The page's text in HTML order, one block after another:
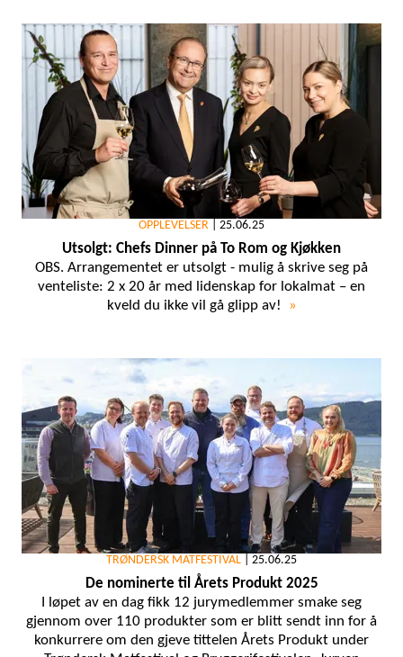
OPPLEVELSER 25.06.25
Utsolgt: Chefs Dinner på To Rom og Kjøkken
OBS. Arrangementet er utsolgt - mulig å skrive seg på
venteliste: 2 x 20 år med lidenskap for lokalmat – en
kveld du ikke vil gå glipp av!
»
TRØNDERSK MATFESTIVAL 25.06.25
De nominerte til Årets Produkt 2025
I løpet av en dag fikk 12 jurymedlemmer smake seg
gjennom over 110 produkter som er blitt sendt inn for å
konkurrere om den gjeve tittelen Årets Produkt under